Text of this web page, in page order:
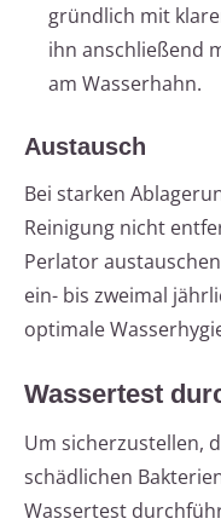
gründlich mit
ihn anschließend
am Wasserhahn.
Austausch
Bei starken
Reinigung nicht
Perlator
ein- bis zweimal
optimale
Wassertest
Um sicherzustellen,
schädlichen
Wassertest